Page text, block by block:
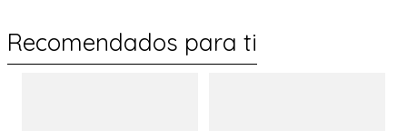
Recomendados para ti